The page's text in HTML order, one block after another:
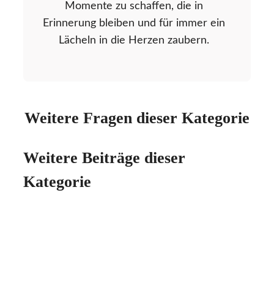
Momente zu schaffen, die in
Erinnerung bleiben und für immer ein
Lächeln in die Herzen zaubern.
Weitere Fragen dieser Kategorie
Weitere Beiträge dieser
Kategorie